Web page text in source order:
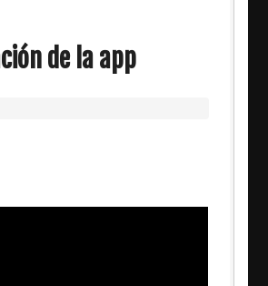
de la app